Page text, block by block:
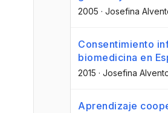
2005 · Josefina
Consentimiento
biomedicina en
2015 · Josefina
Aprendizaje